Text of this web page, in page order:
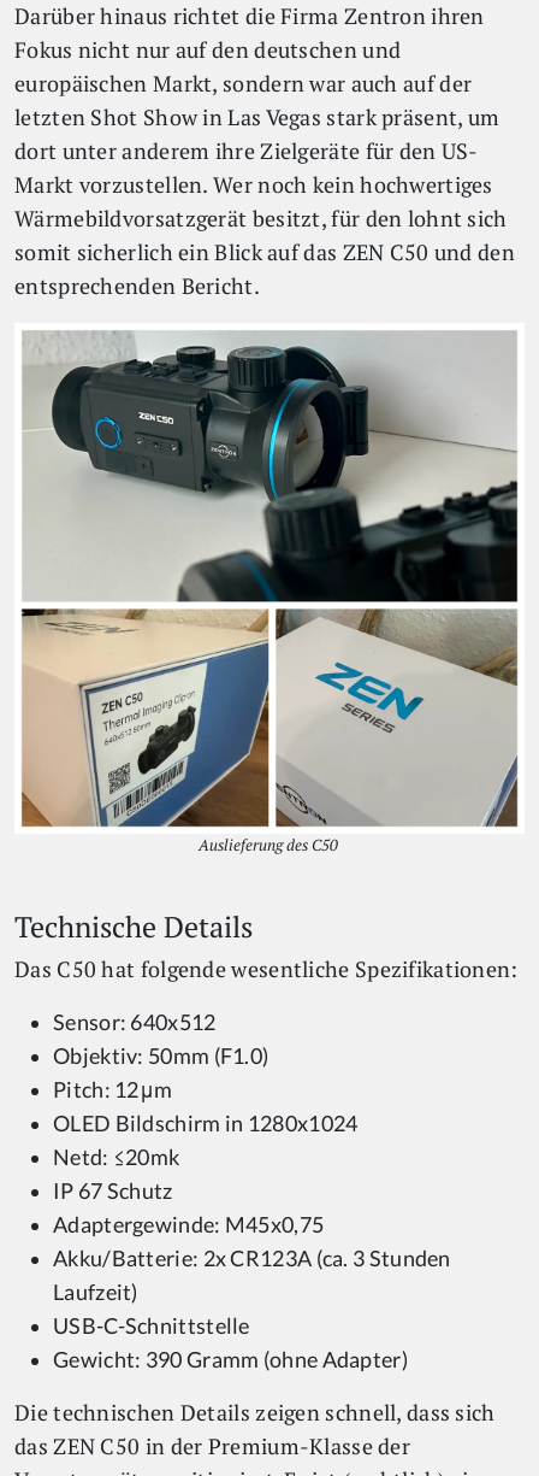
Darüber hinaus richtet die Firma Zentron ihren
Fokus nicht nur auf den deutschen und
europäischen Markt, sondern war auch auf der
letzten Shot Show in Las Vegas stark präsent, um
dort unter anderem ihre Zielgeräte für den US-
Markt vorzustellen. Wer noch kein hochwertiges
Wärmebildvorsatzgerät besitzt, für den lohnt sich
somit sicherlich ein Blick auf das ZEN C50 und den
entsprechenden Bericht.
Auslieferung des C50
Technische Details
Das C50 hat folgende wesentliche Spezifikationen:
Sensor: 640x512
Objektiv: 50mm (F1.0)
Pitch: 12μm
OLED Bildschirm in 1280x1024
Netd: ≤20mk
IP 67 Schutz
Adaptergewinde: M45x0,75
Akku/Batterie: 2x CR123A (ca. 3 Stunden
Laufzeit)
USB-C-Schnittstelle
Gewicht: 390 Gramm (ohne Adapter)
Die technischen Details zeigen schnell, dass sich
das ZEN C50 in der Premium-Klasse der